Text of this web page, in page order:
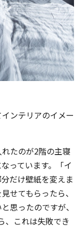
ンテリアのイメー
たのが2階の主寝
っています。「イ
だけ壁紙を変えま
せてもらったら、
思ったのですが、
、これは失敗でき